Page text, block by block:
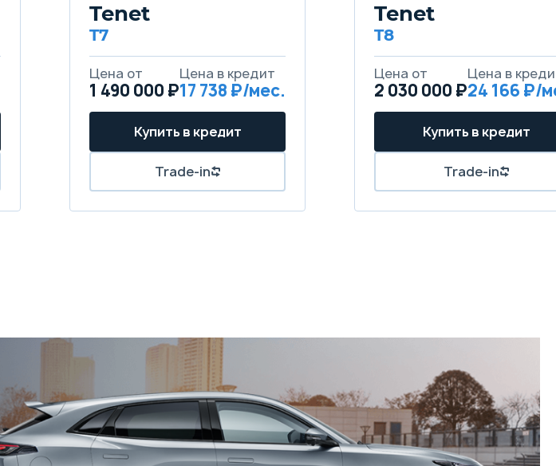
Tenet
T7
Цена от
1 490 000 ₽
Цена в кредит
17 738 ₽/мес.
Купить в кредит
Trade-in
Tenet
T8
Цена от
2 030 000 ₽
Цена в
24 166 ₽/
Купить в кредит
Trade-in